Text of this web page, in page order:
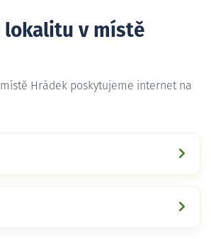
lokalitu v místě
Hrádek poskytujeme internet na